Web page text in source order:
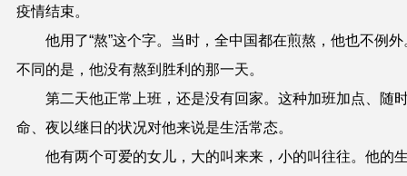
疫情结束。
他用了“熬”这个字。当时，全中国都在煎熬，他也不例外
不同的是，他没有熬到胜利的那一天。
第二天他正常上班，还是没有回家。这种加班加点、随
命、夜以继日的状况对他来说是生活常态。
他有两个可爱的女儿，大的叫来来，小的叫往往。他的